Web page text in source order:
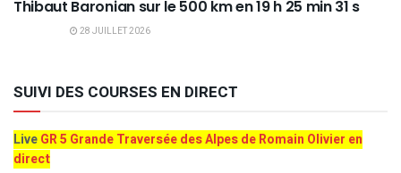
Thibaut Baronian sur le 500 km en 19 h 25 min 31 s
28 JUILLET 2026
SUIVI DES COURSES EN DIRECT
LiveGR 5 Grande Traversée des Alpes de Romain Olivier en
direct